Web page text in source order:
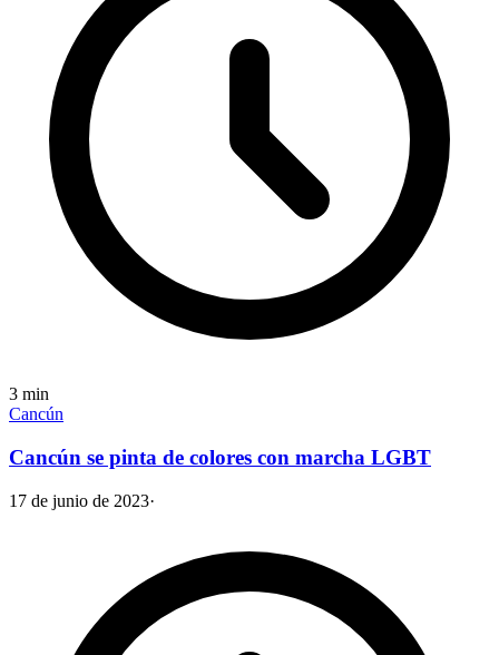
3 min
Cancún
Cancún se pinta de colores con marcha LGBT
17 de junio de 2023·